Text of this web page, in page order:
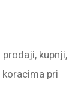
kupnji,
pri